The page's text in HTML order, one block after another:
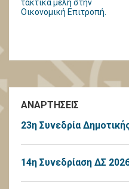
τακτικά μέλη στην
Οικονομική Επιτροπή.
ΑΝΑΡΤΗΣΕΙΣ
23η Συνεδρία
14η Συνεδρίαση ΔΣ